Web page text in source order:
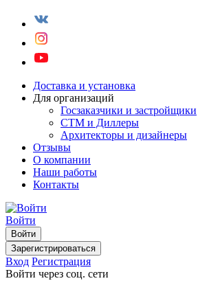
Доставка и установка
Для организаций
Госзаказчики и застройщики
СТМ и Диллеры
Архитекторы и дизайнеры
Отзывы
О компании
Наши работы
Контакты
Войти
Войти
Зарегистрироваться
Вход Регистрация
Войти через соц. сети